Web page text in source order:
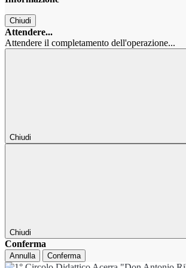
Chiudi
Attendere...
Attendere il completamento dell'operazione...
Chiudi
Chiudi
Conferma
Annulla Conferma